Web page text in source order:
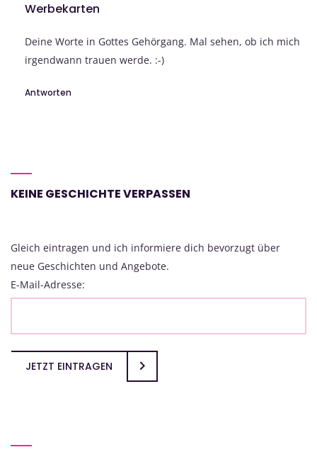
Werbekarten
Deine Worte in Gottes Gehörgang. Mal sehen, ob ich mich
irgendwann trauen werde. :-)
Antworten
KEINE GESCHICHTE VERPASSEN
Gleich eintragen und ich informiere dich bevorzugt über
neue Geschichten und Angebote.
E-Mail-Adresse:
JETZT EINTRAGEN